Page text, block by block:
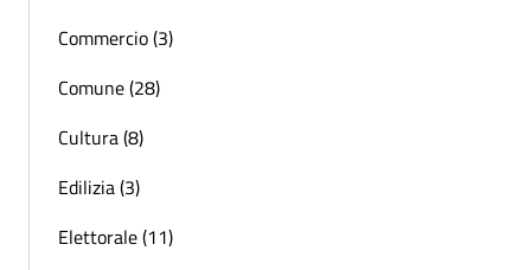
Commercio (3)
Comune (28)
Cultura (8)
Edilizia (3)
Elettorale (11)